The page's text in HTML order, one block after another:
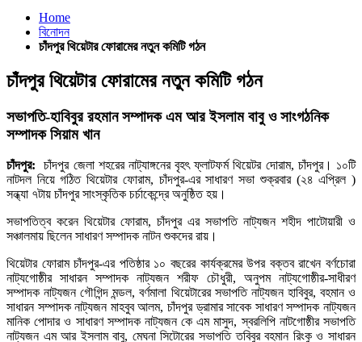
Home
বিনোদন
চাঁদপুর থিয়েটার ফোরামের নতুন কমিটি গঠন
চাঁদপুর থিয়েটার ফোরামের নতুন কমিটি গঠন
সভাপতি-হাবিবুর রহমান সম্পাদক এম আর ইসলাম বাবু ও সাংগঠনিক
সম্পাদক সিয়াম খান
চাঁদপুর:
চাঁদপুর জেলা শহরের নাট্যাঙ্গনের বৃহৎ ফ্লাটফর্ম থিয়েটর দোরাম, চাঁদপুর। ১০টি
নাটদল নিয়ে গঠিত থিয়েটার ফোরাম, চাঁদপুর-এর সাধারণ সভাশুক্রবার (২৪ এপ্রিল )
সন্ধ্যা ৭টায় চাঁদপুর সাংস্কৃতিক চর্চাকেন্দ্রে অনুষ্ঠিত হয়।
সভাপতিত্ব করেন থিয়েটার ফোরাম, চাঁদপুর এর সভাপতি নাট্যজন শহীদ পাটোয়ারী ও
সঞ্চালমায় ছিলেন সাধারণ সম্পাদক নাটন শুকদের রায়।
থিয়েটার ফোরাম চাঁদপুর-এর পতিষ্ঠার ১০ বছরের কার্যক্রমের উপর বক্তব রাখেন বর্ণচোরা
নাট্যগোষ্ঠীর সাধারন সম্পাদক নাট্যজন শরীফ চৌধুরী, অনুপম নাট্যগোষ্ঠীর-সাধীরণ
সম্পাদক নাট্যজন গৌগিন্দ মন্ডল, বর্ণমালা থিয়েটারের সভাপতি নাট্যজন হাবিবুর, বহমান ও
সাধারন সম্পাদক নাট্যজন মাহবুব আলম, চাঁদপুর ড্রামার সাবেক সাধারণ সম্পাদক নাট্যজন
মানিক পোদার ও সাধারণ সম্পাদক নাট্যজন কে এম মাসুদ, স্বরলিপি নাটগোষ্ঠীর সভাপতি
নাট্যজন এম আর ইসলাম বাবু, মেঘনা সিটোরের সভাপতি তবিবুর বহমান রিংকু ও সাধারন